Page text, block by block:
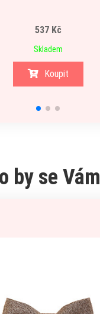
537 Kč
Skladem
Koupit
by se